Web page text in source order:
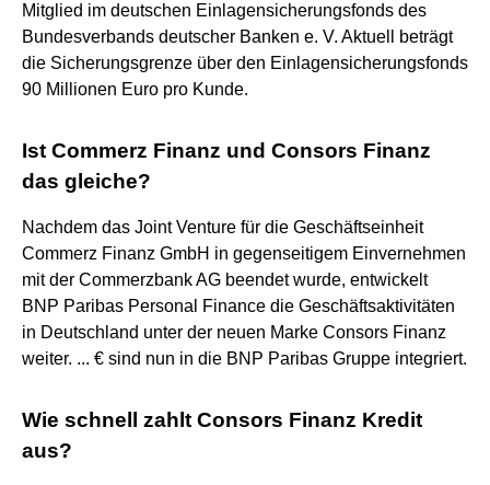
Mitglied im deutschen Einlagensicherungsfonds des
Bundesverbands deutscher Banken e. V. Aktuell beträgt
die Sicherungsgrenze über den Einlagensicherungsfonds
90 Millionen Euro pro Kunde.
Ist Commerz Finanz und Consors Finanz
das gleiche?
Nachdem das Joint Venture für die Geschäftseinheit
Commerz Finanz GmbH in gegenseitigem Einvernehmen
mit der Commerzbank AG beendet wurde, entwickelt
BNP Paribas Personal Finance die Geschäftsaktivitäten
in Deutschland unter der neuen Marke Consors Finanz
weiter. ... € sind nun in die BNP Paribas Gruppe integriert.
Wie schnell zahlt Consors Finanz Kredit
aus?